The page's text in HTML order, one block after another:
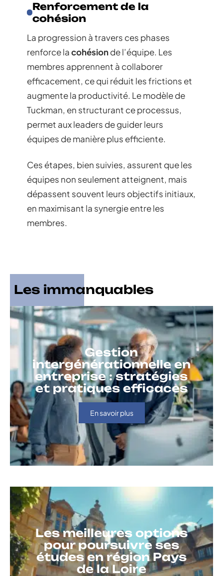
Renforcement de la
cohésion
La progression à travers ces phases
renforce lacohésionde l’équipe. Les
membres apprennent à collaborer
efficacement, ce qui réduit les frictions et
augmente la productivité. Le modèle de
Tuckman, en structurant ce processus,
permet aux leaders de guider leurs
équipes de manière plus efficiente.
Ces étapes, bien suivies, assurent que les
équipes non seulement atteignent, mais
dépassent souvent leurs objectifs initiaux,
en maximisant la synergie entre les
membres.
Les immanquables
Gestion
intergénérationnelle en
entreprise : stratégies
et pratiques efficaces
En savoir plus
Les meilleures options
pour poursuivre ses
études en région Pays
de la Loire